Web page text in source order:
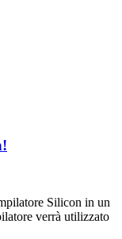
Silicon in un
verrà utilizzato